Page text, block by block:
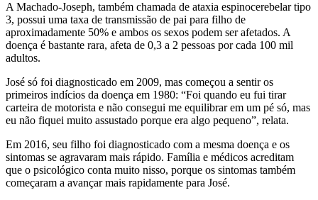
A Machado-Joseph, também chamada de ataxia espinocerebelar tipo
3, possui uma taxa de transmissão de pai para filho de
aproximadamente 50% e ambos os sexos podem ser afetados. A
doença é bastante rara, afeta de 0,3 a 2 pessoas por cada 100 mil
adultos.
José só foi diagnosticado em 2009, mas começou a sentir os
primeiros indícios da doença em 1980: “Foi quando eu fui tirar
carteira de motorista e não consegui me equilibrar em um pé só, mas
eu não fiquei muito assustado porque era algo pequeno”, relata.
Em 2016, seu filho foi diagnosticado com a mesma doença e os
sintomas se agravaram mais rápido. Família e médicos acreditam
que o psicológico conta muito nisso, porque os sintomas também
começaram a avançar mais rapidamente para José.